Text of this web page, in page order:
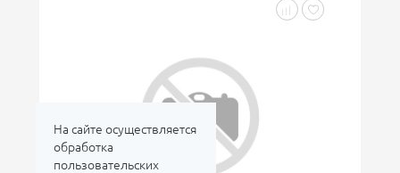
На сайте осуществляется
обработка
пользовательских